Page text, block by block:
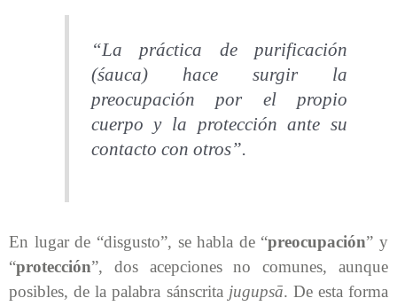
“La práctica de purificación
(śauca) hace surgir la
preocupación por el propio
cuerpo y la protección ante su
contacto con otros”.
En lugar de “disgusto”, se habla de “preocupación” y
“protección”, dos acepciones no comunes, aunque
posibles, de la palabra sánscrita jugupsā. De esta forma